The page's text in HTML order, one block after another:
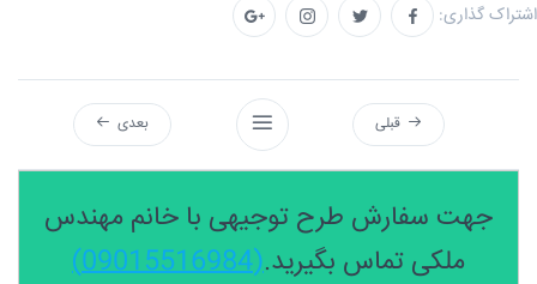
اشتراک گذاری:
قبلی بعدی
جهت سفارش طرح توجیهی با خانم مهندس
ملکی تماس بگیرید.(09015516984)